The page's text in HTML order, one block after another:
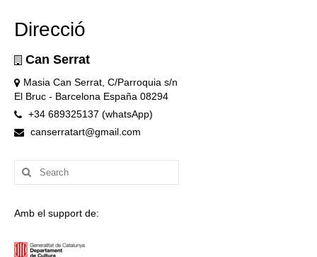
Direcció
Can Serrat
Masia Can Serrat, C/Parroquia s/n
El Bruc - Barcelona España 08294
+34 689325137 (whatsApp)
canserratart@gmail.com
Search
for:
Amb el support de: